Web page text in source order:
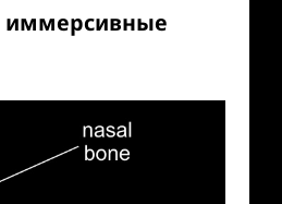
иммерсивные